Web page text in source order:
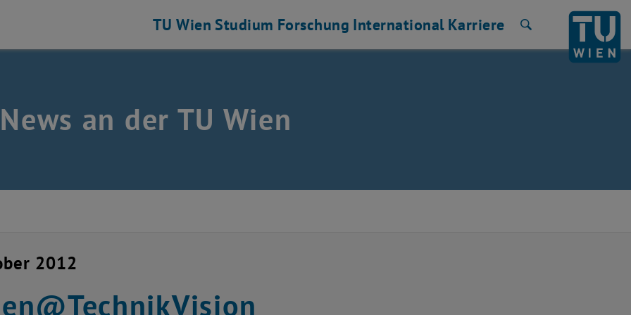
TU Wien Studium Forschung International Karriere
an der TU Wien
2012